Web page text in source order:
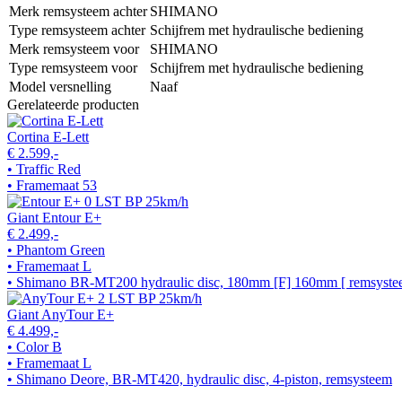
Merk remsysteem achter SHIMANO
Type remsysteem achter Schijfrem met hydraulische bediening
Merk remsysteem voor
SHIMANO
Type remsysteem voor
Schijfrem met hydraulische bediening
Model versnelling
Naaf
Gerelateerde producten
Cortina E-Lett
€ 2.599,-
• Traffic Red
• Framemaat 53
Giant Entour E+
€ 2.499,-
• Phantom Green
• Framemaat L
• Shimano BR-MT200 hydraulic disc, 180mm [F] 160mm [
Giant AnyTour E+
€ 4.499,-
• Color B
• Framemaat L
• Shimano Deore, BR-MT420, hydraulic disc, 4-piston, remsysteem